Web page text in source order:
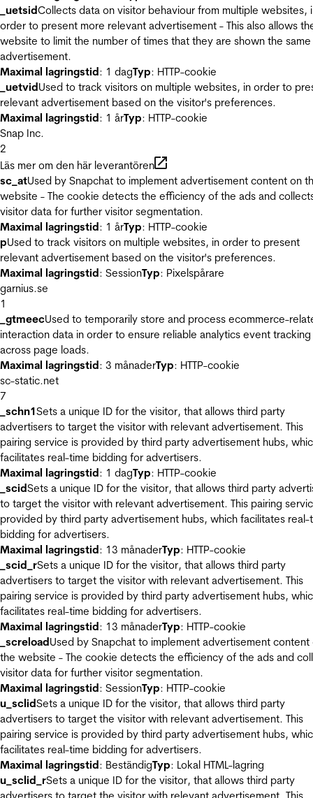
_uetsidCollects data on visitor behaviour from multiple websites,
order to present more relevant advertisement - This also allows
website to limit the number of times that they are shown the same
advertisement.
Maximal lagringstid: 1 dagTyp: HTTP-cookie
_uetvidUsed to track visitors on multiple websites, in order to
relevant advertisement based on the visitor's preferences.
Maximal lagringstid: 1 årTyp: HTTP-cookie
Snap Inc.
2
Läs mer om den här leverantören
sc_atUsed by Snapchat to implement advertisement content on
website - The cookie detects the efficiency of the ads and
visitor data for further visitor segmentation.
Maximal lagringstid: 1 årTyp: HTTP-cookie
pUsed to track visitors on multiple websites, in order to present
relevant advertisement based on the visitor's preferences.
Maximal lagringstid: SessionTyp: Pixelspårare
garnius.se
1
_gtmeecUsed to temporarily store and process ecommerce-
interaction data in order to ensure reliable analytics event tracking
across page loads.
Maximal lagringstid: 3 månaderTyp: HTTP-cookie
sc-static.net
7
_schn1Sets a unique ID for the visitor, that allows third party
advertisers to target the visitor with relevant advertisement. This
pairing service is provided by third party advertisement hubs,
facilitates real-time bidding for advertisers.
Maximal lagringstid: 1 dagTyp: HTTP-cookie
_scidSets a unique ID for the visitor, that allows third party
to target the visitor with relevant advertisement. This pairing
provided by third party advertisement hubs, which facilitates real-
bidding for advertisers.
Maximal lagringstid: 13 månaderTyp: HTTP-cookie
_scid_rSets a unique ID for the visitor, that allows third party
advertisers to target the visitor with relevant advertisement. This
pairing service is provided by third party advertisement hubs,
facilitates real-time bidding for advertisers.
Maximal lagringstid: 13 månaderTyp: HTTP-cookie
_screloadUsed by Snapchat to implement advertisement content
the website - The cookie detects the efficiency of the ads and
visitor data for further visitor segmentation.
Maximal lagringstid: SessionTyp: HTTP-cookie
u_sclidSets a unique ID for the visitor, that allows third party
advertisers to target the visitor with relevant advertisement. This
pairing service is provided by third party advertisement hubs,
facilitates real-time bidding for advertisers.
Maximal lagringstid: BeständigTyp: Lokal HTML-lagring
u_sclid_rSets a unique ID for the visitor, that allows third party